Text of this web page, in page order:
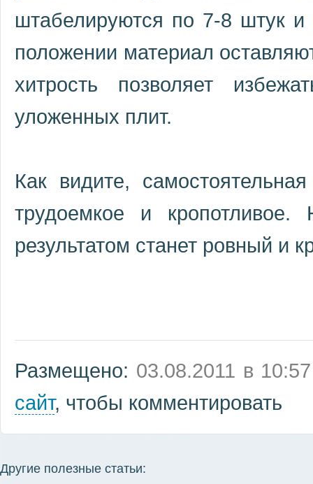
штабелируются по 7-8 штук
положении материал
хитрость позволяет
уложенных плит.
Как видите,
трудоемкое и
результатом станет ровный и
Размещено: 03.08.2011 в 10:57
сайт, чтобы комментировать
Другие полезные статьи: